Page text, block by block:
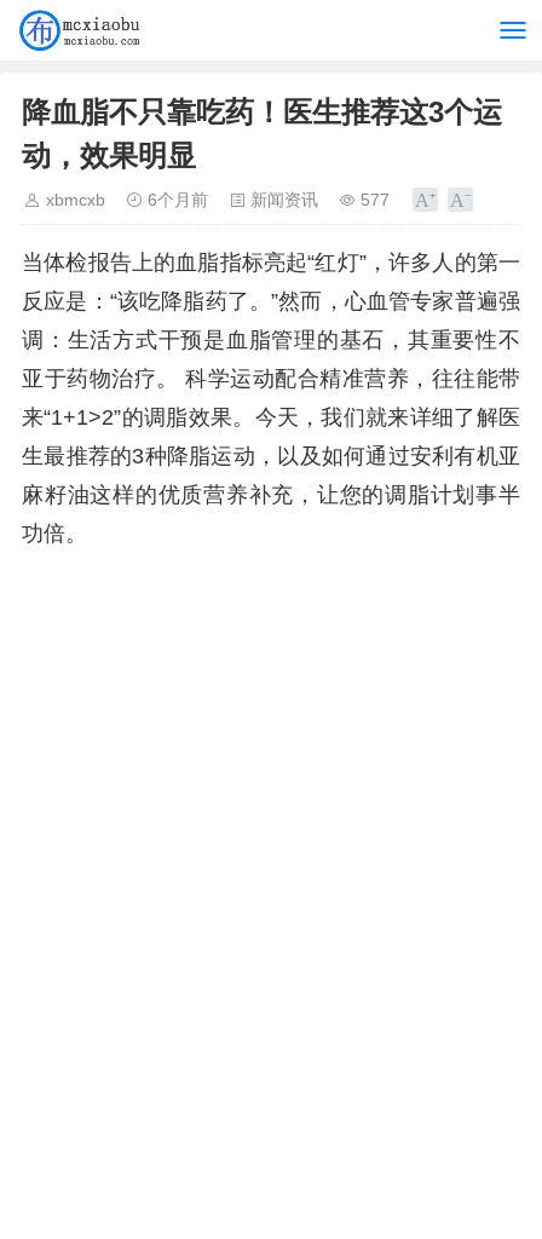
降血脂不只靠吃药！医生推荐这3个运
动，效果明显
xbmcxb 6个月前 新闻资讯 577
当体检报告上的血脂指标亮起“红灯”，许多人的第一
反应是：“该吃降脂药了。”然而，心血管专家普遍强
调：生活方式干预是血脂管理的基石，其重要性不
亚于药物治疗。 科学运动配合精准营养，往往能带
来“1+1>2”的调脂效果。今天，我们就来详细了解医
生最推荐的3种降脂运动，以及如何通过安利有机亚
麻籽油这样的优质营养补充，让您的调脂计划事半
功倍。